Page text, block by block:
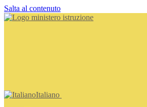
Salta al contenuto
Italiano